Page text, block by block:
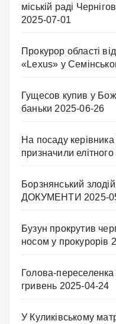
міській раді
2025-07-01
Прокурор області
«Lexus» у
Гущесов купив у
баньки 2025-06-26
На посаду керівника
призначили
Борзнянський
ДОКУМЕНТИ 2025-
Бузун прокрутив
носом у прокурорів
Голова-
гривень 2025-04-24
У Куликівському